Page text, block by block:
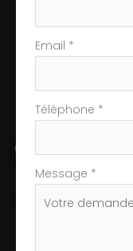
Email *
Téléphone *
Message *